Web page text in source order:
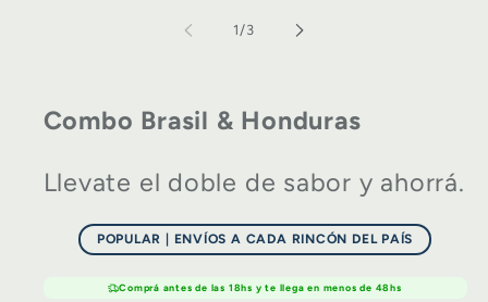
1/de
3
Combo Brasil & Honduras
Llevate el doble de sabor y ahorrá.
POPULAR | ENVÍOS A CADA RINCÓN DEL PAÍS
Comprá antes de las 18hs y te llega en menos de 48hs